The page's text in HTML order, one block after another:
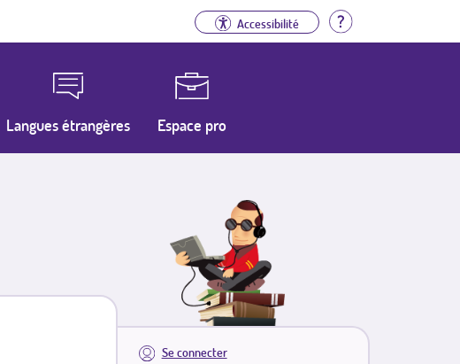
Accessibilité Aide
Langues étrangères Espace pro
Se connecter